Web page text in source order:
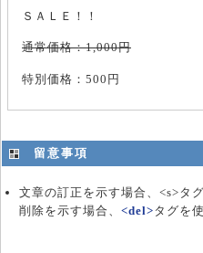
ＳＡＬＥ！！
通常価格：1,000円
特別価格：500円
留意事項
文章の訂正を示す場合、<s>タ
削除を示す場合、<del>タグを